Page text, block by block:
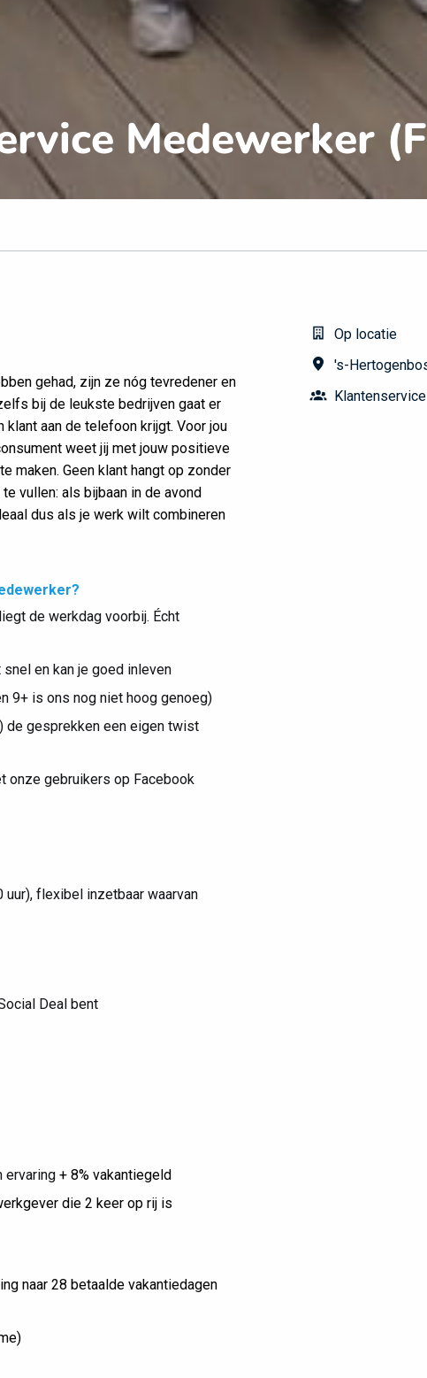
Medewerker
gehad, zijn ze nóg tevredener en
bij de leukste bedrijven gaat er
aan de telefoon krijgt. Voor jou
weet jij met jouw positieve
maken. Geen klant hangt op zonder
vullen: als bijbaan in de avond
dus als je werk wilt combineren
de werkdag voorbij. Écht
en kan je goed inleven
9+ is ons nog niet hoog genoeg)
de gesprekken een eigen twist
onze gebruikers op Facebook
uur), flexibel inzetbaar waarvan
Deal bent
ervaring + 8% vakantiegeld
die 2 keer op rij is
naar 28 betaalde vakantiedagen
Op locatie
's-
Klantenservice